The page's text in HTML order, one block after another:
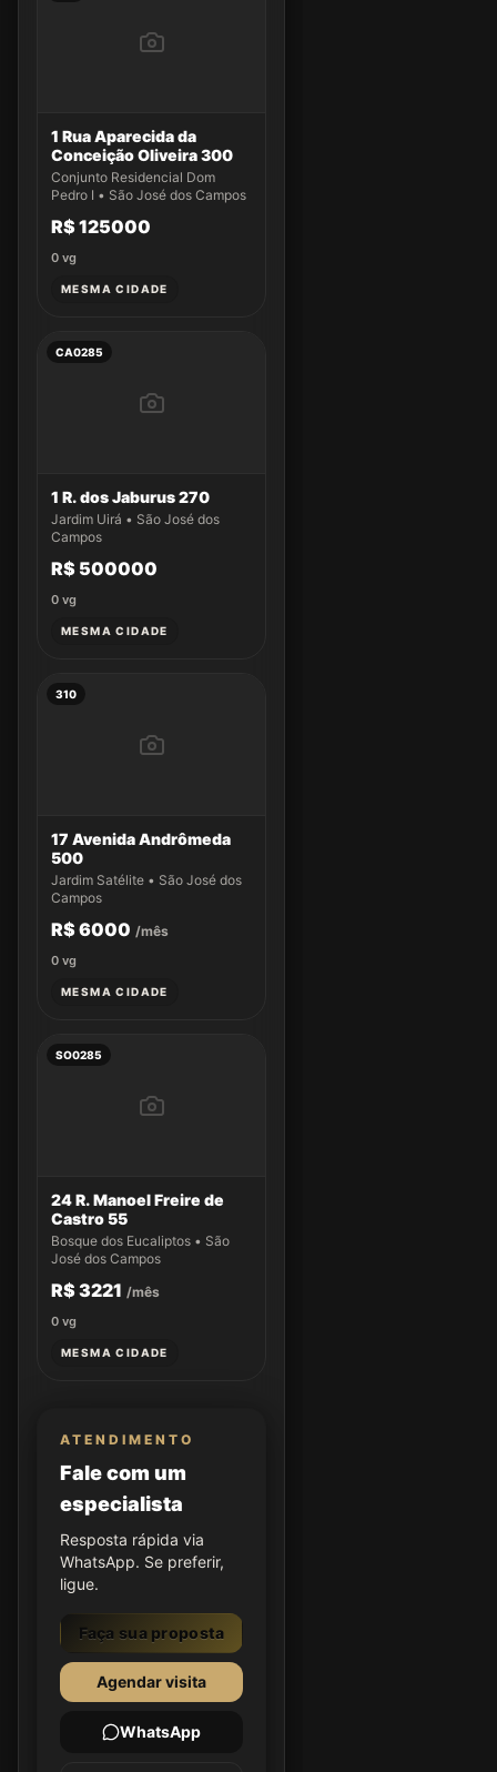
1 Rua Aparecida da
Conceição Oliveira 300
Conjunto Residencial Dom
Pedro I • São José dos Campos
R$ 125000
0 vg
MESMA CIDADE
CA0285
1 R. dos Jaburus 270
Jardim Uirá • São José dos
Campos
R$ 500000
0 vg
MESMA CIDADE
310
17 Avenida Andrômeda
500
Jardim Satélite • São José dos
Campos
R$ 6000 /mês
0 vg
MESMA CIDADE
SO0285
24 R. Manoel Freire de
Castro 55
Bosque dos Eucaliptos • São
José dos Campos
R$ 3221 /mês
0 vg
MESMA CIDADE
ATENDIMENTO
Fale com um
especialista
Resposta rápida via
WhatsApp. Se preferir,
ligue.
Faça sua proposta
Agendar visita
WhatsApp